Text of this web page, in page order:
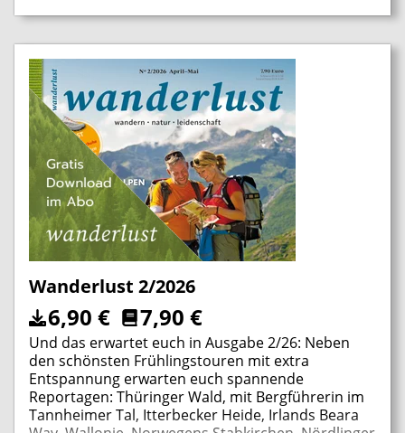
Kugelmühle Deutschlands, Ginsterblüte in der
Eifel, TEST: Mehrtages-Rucksäcke, Experten von
Leki, Komperdell und Silva über Wanderstöcke,
Fernglastest, alles Neue aus der Wanderwelt u.v.m.
Wanderlust 2/2026
6,90 € 7,90 €
Und das erwartet euch in Ausgabe 2/26: Neben
den schönsten Frühlingstouren mit extra
Entspannung erwarten euch spannende
Reportagen: Thüringer Wald, mit Bergführerin im
Tannheimer Tal, Itterbecker Heide, Irlands Beara